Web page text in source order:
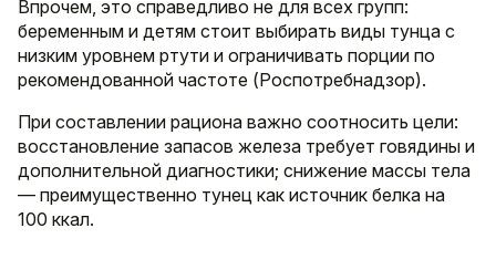
Впрочем, это справедливо не для всех групп:
беременным и детям стоит выбирать виды тунца с
низким уровнем ртути и ограничивать порции по
рекомендованной частоте (Роспотребнадзор).
При составлении рациона важно соотносить цели:
восстановление запасов железа требует говядины и
дополнительной диагностики; снижение массы тела
— преимущественно тунец как источник белка на
100 ккал.